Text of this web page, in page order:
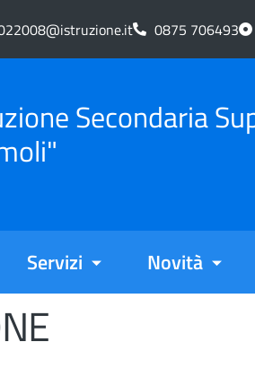
0875 706493
Secondaria
Servizi Novità